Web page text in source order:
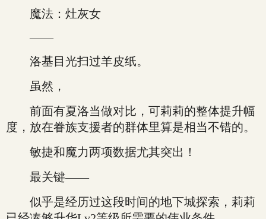
魔法：灶灰女
——
洛基目光扫过羊皮纸。
虽然，
前面有夏洛当做对比，可莉莉的整体提升幅
度，放在眷族支援者的群体里算是相当不错的。
敏捷和魔力两项数据尤其突出！
最关键——
似乎是经历过这段时间的地下城探索，莉莉